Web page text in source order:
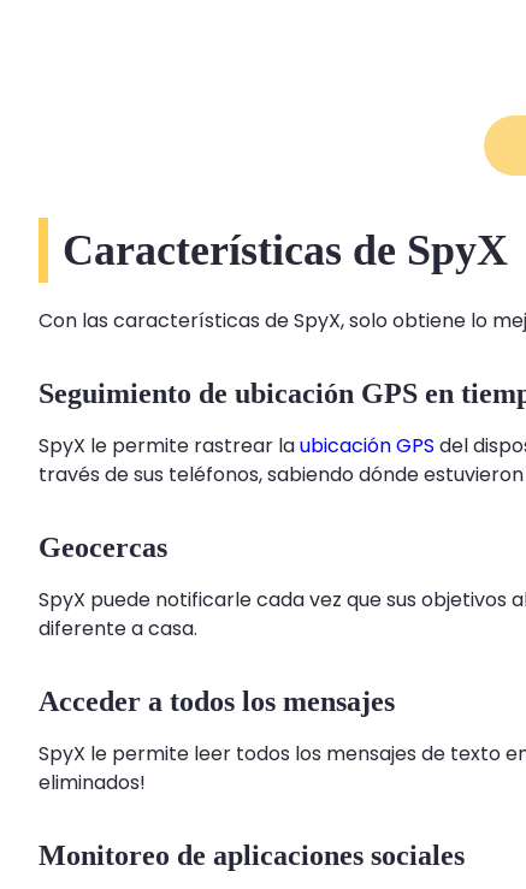
Características de SpyX
Con las características de SpyX, solo obtiene lo
Seguimiento de ubicación GPS en
SpyX le permite rastrear laubicación GPS del
través de sus teléfonos, sabiendo dónde
Geocercas
SpyX puede notificarle cada vez que sus objetivos
diferente a casa.
Acceder a todos los mensajes
SpyX le permite leer todos los mensajes de texto
eliminados!
Monitoreo de aplicaciones sociales